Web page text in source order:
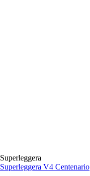
Superleggera
Superleggera V4 Centenario